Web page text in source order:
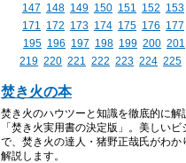
147 148 149 150 151 152 153
171
172 173 174 175 176 177
195 196 197 198 199 200 201
219 220 221 222 223 224 225
焚き火の本
焚き火のハウツーと知識を徹底的に解
「焚き火実用書の決定版」。美しいビ
で、焚き火の達人・猪野正哉氏がわか
解説します。